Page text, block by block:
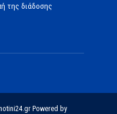
της διάδοσης
Powered by